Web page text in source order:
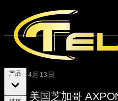
2025年4月13日
2025 美国芝加哥